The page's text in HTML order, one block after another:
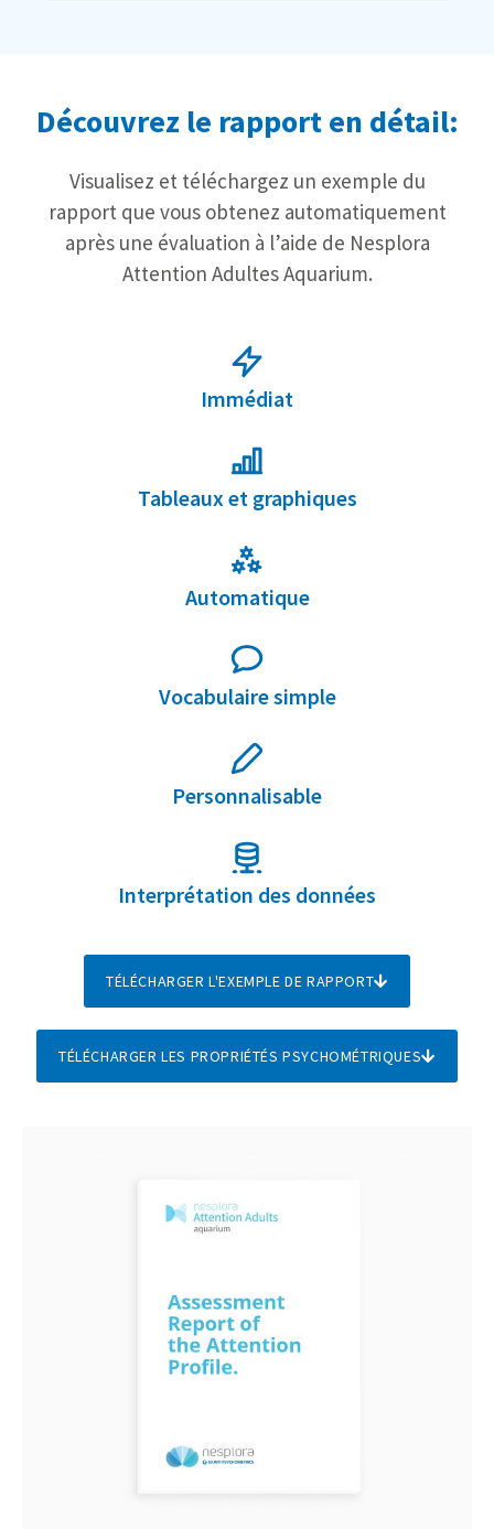
Découvrez le rapport en détail:
Visualisez et téléchargez un exemple du
rapport que vous obtenez automatiquement
après une évaluation à l’aide de Nesplora
Attention Adultes Aquarium.
Immédiat
Tableaux et graphiques
Automatique
Vocabulaire simple
Personnalisable
Interprétation des données
TÉLÉCHARGER L'EXEMPLE DE RAPPORT
TÉLÉCHARGER LES PROPRIÉTÉS PSYCHOMÉTRIQUES